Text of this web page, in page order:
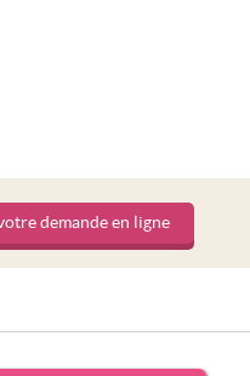
demande en ligne